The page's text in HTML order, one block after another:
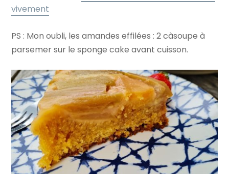
vivement
PS : Mon oubli, les amandes effilées : 2 càsoupe à
parsemer sur le sponge cake avant cuisson.